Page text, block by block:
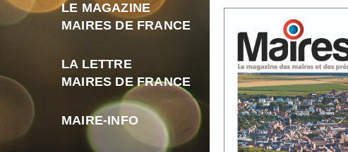
LE MAGAZINE
MAIRES DE FRANCE
LA LETTRE
MAIRES DE FRANCE
MAIRE-INFO